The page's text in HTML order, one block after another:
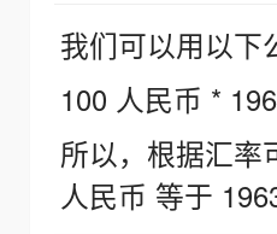
我们可以用以下
100 人民币 *
所以，根据汇率
人民币 等于